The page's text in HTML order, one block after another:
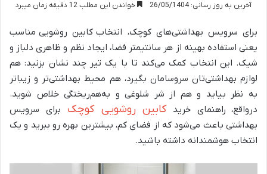
آخرین به روز رسانی: 26/05/1404 خواندن این مطلب 12 دقیقه زمان میبرد
برای سرویس بهداشتی‌های کوچک، انتخاب کابین روشویی مناسب
یعنی استفاده بهینه از هر سانتیمتر فضا، ایجاد نظم و ظاهری دلباز و
شیک. این انتخاب کمک می‌کند تا با یک تیر چند نشان بزنید: هم
لوازم بهداشتی‌تان سروسامان بگیرد، هم محیط بهداشتی‌تر و زیباتر
به نظر بیاید و هم از شر شلوغی و به‌هم‌ریختگی خلاص شوید.
درواقع، راهنمای خریدکابین روشویی کوچک برای سرویس
بهداشتی باعث می‌شود که از فضای کم، بیشترین بهره رو ببرید و یک
انتخاب هوشمندانه داشته باشید.